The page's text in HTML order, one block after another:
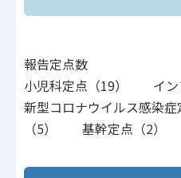
2024年 第49週(令
報告定点数
小児科定点（19） イ
新型コロナウイルス感
（5） 基幹定点（2）